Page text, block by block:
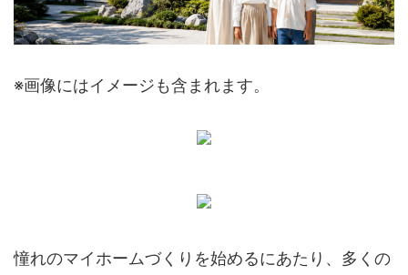
※画像にはイメージも含まれます。
憧れのマイホームづくりを始めるにあたり、多くの